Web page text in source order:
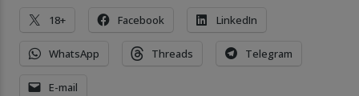
18+ Facebook LinkedIn
WhatsApp Threads Telegram
E-mail